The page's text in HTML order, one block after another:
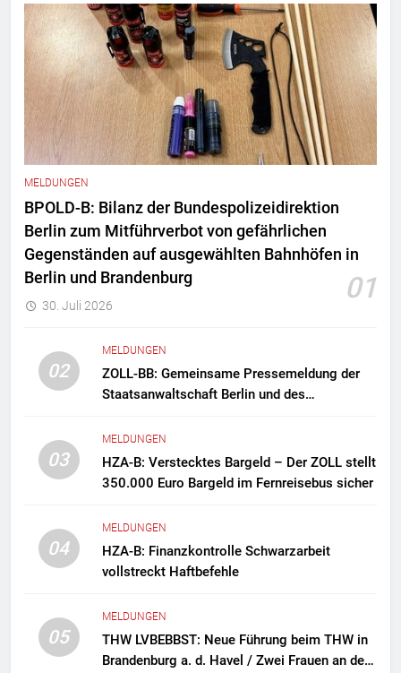
MELDUNGEN
BPOLD-B: Bilanz der Bundespolizeidirektion
Berlin zum Mitführverbot von gefährlichen
Gegenständen auf ausgewählten Bahnhöfen in
Berlin und Brandenburg
01
30. Juli 2026
02
MELDUNGEN
ZOLL-BB: Gemeinsame Pressemeldung der
Staatsanwaltschaft Berlin und des
Zollfahndung hebt mutmaßliches
Drogenlabor aus
03
MELDUNGEN
HZA-B: Verstecktes Bargeld – Der ZOLL stellt
350.000 Euro Bargeld im Fernreisebus sicher
04
MELDUNGEN
HZA-B: Finanzkontrolle Schwarzarbeit
vollstreckt Haftbefehle
05
MELDUNGEN
THW LVBEBBST: Neue Führung beim THW in
Brandenburg a. d. Havel / Zwei Frauen an der